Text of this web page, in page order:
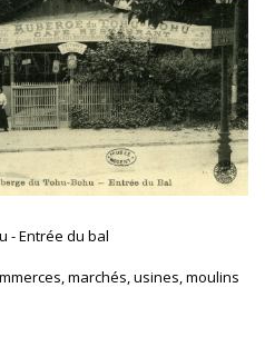
- Entrée du bal
marchés, usines, moulins